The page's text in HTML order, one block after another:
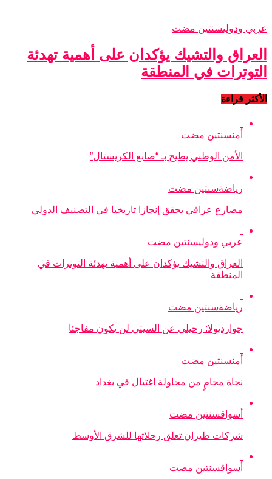
عربي ودوليسنتين مضت
العراق والتشيك يؤكدان على أهمية تهدئة
التوترات في المنطقة
الأكثر قراءة
أمنسنتين مضت
الأمن الوطني يطيح بـ “صانع الكريستال”
رياضةسنتين مضت
مصارع عراقي يحقق إنجازا تاريخيا في التصنيف الدولي
عربي ودوليسنتين مضت
العراق والتشيك يؤكدان على أهمية تهدئة التوترات في
المنطقة
رياضةسنتين مضت
جوارديولا: رحيلي عن السيتي لن يكون مفاجئا
أمنسنتين مضت
نجاة محامٍ من محاولة اغتيال في بغداد
أسواقسنتين مضت
شركات طيران تعلق رحلاتها للشرق الأوسط
أسواقسنتين مضت